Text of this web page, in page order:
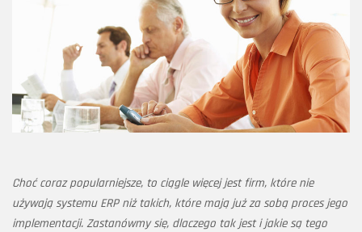
Choć coraz popularniejsze, to ciągle więcej jest firm, które nie
używają systemu ERP niż takich, które mają już za sobą proces jego
implementacji. Zastanówmy się, dlaczego tak jest i jakie są tego